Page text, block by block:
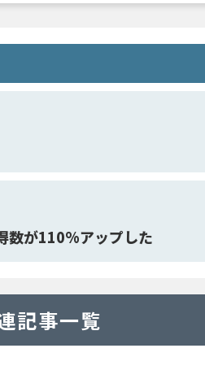
数が110%アップした
記事一覧